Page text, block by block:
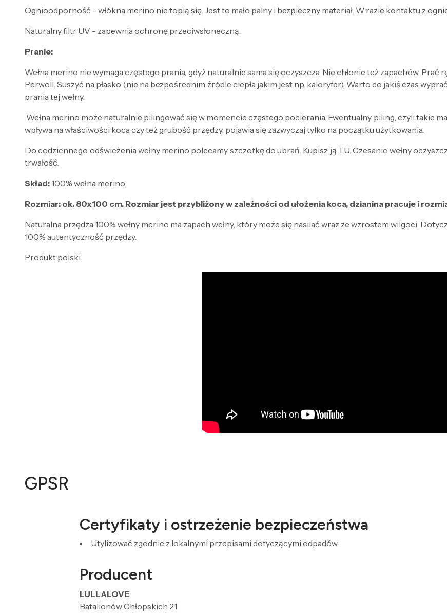
Ognioodporność - włókna merino nie topią się. Jest to mało palny i bezpieczny materiał. W razie kontaktu z
Naturalny filtr UV - zapewnia ochronę przeciwsłoneczną.
Pranie:
Wełna merino nie wymaga częstego prania, gdyż naturalnie sama się oczyszcza. Nie chłonie też zapachów.
Perwoll. Suszyć na płasko (nie na bezpośrednim źródle ciepła jakim jest np. kaloryfer). Warto co jakiś czas
prania tej wełny.
Wełna merino może naturalnie pilingować się w momencie częstego pocierania. Ewentualny piling, czyli takie
wpływa na właściwości koca czy też grubość przędzy, pojawia się zazwyczaj tylko na początku użytkowania.
Do codziennego odświeżenia wełny merino polecamy szczotkę do ubrań. Kupisz ją TU. Czesanie wełny
trwałość.
Skład:100% wełna merino.
Rozmiar: ok. 80x100 cm. Rozmiar jest przybliżony w zależności od ułożenia koca, dzianina pracuje i
Naturalna przędza 100% wełny merino ma zapach wełny, który może się nasilać wraz ze wzrostem wilgoci.
100% autentyczność przędzy.
Produkt polski.
GPSR
Certyfikaty i ostrzeżenie bezpieczeństwa
Utylizować zgodnie z lokalnymi przepisami dotyczącymi odpadów.
Producent
LULLALOVE
Batalionów Chłopskich 21